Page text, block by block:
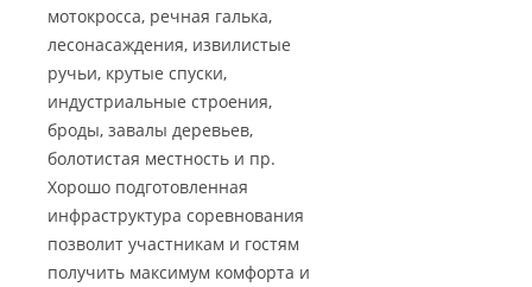
мотокросса, речная галька,
лесонасаждения, извилистые
ручьи, крутые спуски,
индустриальные строения,
броды, завалы деревьев,
болотистая местность и пр.
Хорошо подготовленная
инфраструктура соревнования
позволит участникам и гостям
получить максимум комфорта и